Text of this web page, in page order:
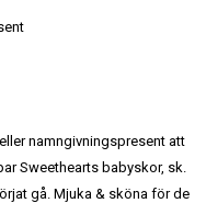
namngivningspresent att
Sweethearts babyskor, sk.
gå. Mjuka & sköna för de